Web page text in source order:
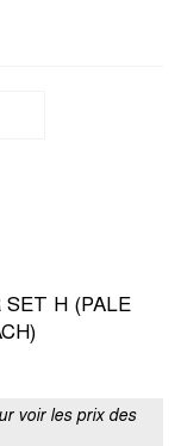
SET H (PALE
voir les prix des